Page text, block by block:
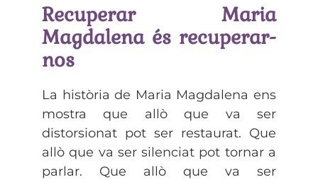
Recuperar Maria
Magdalena és recuperar-
nos
La història de Maria Magdalena ens
mostra que allò que va ser
distorsionat pot ser restaurat. Que
allò que va ser silenciat pot tornar a
parlar. Que allò que va ser